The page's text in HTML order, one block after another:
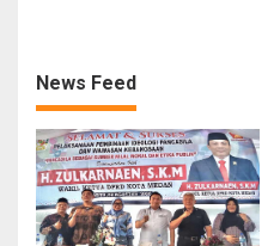
News Feed